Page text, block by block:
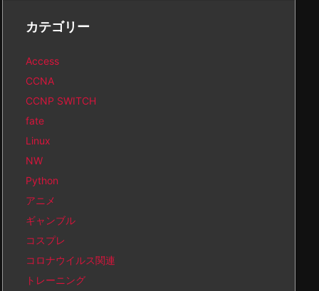
カテゴリー
Access
CCNA
CCNP SWITCH
fate
Linux
NW
Python
アニメ
ギャンブル
コスプレ
コロナウイルス関連
トレーニング